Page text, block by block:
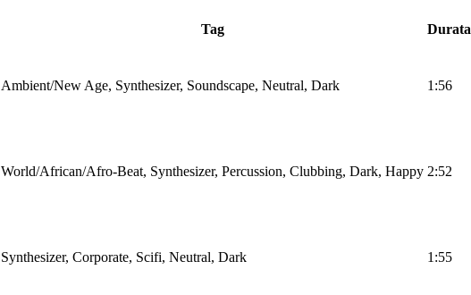
Tag Durata
Ambient/New Age, Synthesizer, Soundscape, Neutral, Dark 1:56
World/African/Afro-Beat, Synthesizer, Percussion, Clubbing, Dark, Happy 2:52
Synthesizer, Corporate, Scifi, Neutral, Dark 1:55